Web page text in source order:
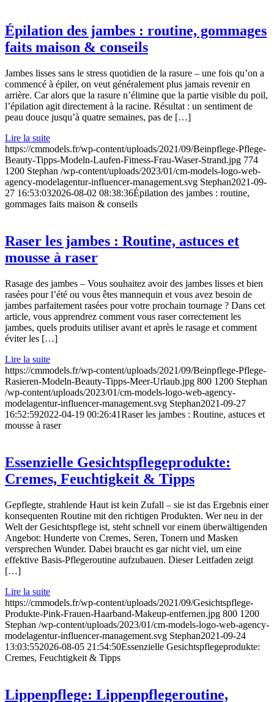
Épilation des jambes : routine, gommages
faits maison & conseils
Jambes lisses sans le stress quotidien de la rasure – une fois qu’on a
commencé à épiler, on veut généralement plus jamais revenir en
arrière. Car alors que la rasure n’élimine que la partie visible du poil,
l’épilation agit directement à la racine. Résultat : un sentiment de
peau douce jusqu’à quatre semaines, pas de […]
Lire la suite
https://cmmodels.fr/wp-content/uploads/2021/09/Beinpflege-Pflege-
Beauty-Tipps-Modeln-Laufen-Fitness-Frau-Waser-Strand.jpg 774
1200 Stephan /wp-content/uploads/2023/01/cm-models-logo-web-
agency-modelagentur-influencer-management.svg Stephan2021-09-
27 16:53:032026-08-02 08:38:36Épilation des jambes : routine,
gommages faits maison & conseils
Raser les jambes : Routine, astuces et
mousse à raser
Rasage des jambes – Vous souhaitez avoir des jambes lisses et bien
rasées pour l’été ou vous êtes mannequin et vous avez besoin de
jambes parfaitement rasées pour votre prochain tournage ? Dans cet
article, vous apprendrez comment vous raser correctement les
jambes, quels produits utiliser avant et après le rasage et comment
éviter les […]
Lire la suite
https://cmmodels.fr/wp-content/uploads/2021/09/Beinpflege-Pflege-
Rasieren-Modeln-Beauty-Tipps-Meer-Urlaub.jpg 800 1200 Stephan
/wp-content/uploads/2023/01/cm-models-logo-web-agency-
modelagentur-influencer-management.svg Stephan2021-09-27
16:52:592022-04-19 00:26:41Raser les jambes : Routine, astuces et
mousse à raser
Essenzielle Gesichtspflegeprodukte:
Cremes, Feuchtigkeit & Tipps
Gepflegte, strahlende Haut ist kein Zufall – sie ist das Ergebnis einer
konsequenten Routine mit den richtigen Produkten. Wer neu in der
Welt der Gesichtspflege ist, steht schnell vor einem überwältigenden
Angebot: Hunderte von Cremes, Seren, Tonern und Masken
versprechen Wunder. Dabei braucht es gar nicht viel, um eine
effektive Basis-Pflegeroutine aufzubauen. Dieser Leitfaden zeigt
[…]
Lire la suite
https://cmmodels.fr/wp-content/uploads/2021/09/Gesichtspflege-
Produkte-Pink-Frauen-Haarband-Makeup-entfernen.jpg 800 1200
Stephan /wp-content/uploads/2023/01/cm-models-logo-web-agency-
modelagentur-influencer-management.svg Stephan2021-09-24
13:03:552026-08-05 21:54:50Essenzielle Gesichtspflegeprodukte:
Cremes, Feuchtigkeit & Tipps
Lippenpflege: Lippenpflegeroutine,